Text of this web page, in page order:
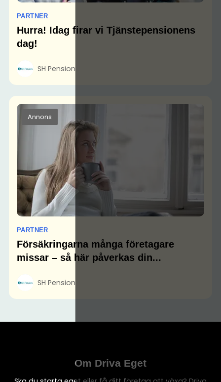
PARTNER
Hurra! Idag firar vi Tjänstepensionens
dag!
SH Pension
Annons
PARTNER
Försäkringarna många företagare
missar – så här påverkas din...
SH Pension
Om Driva Eget